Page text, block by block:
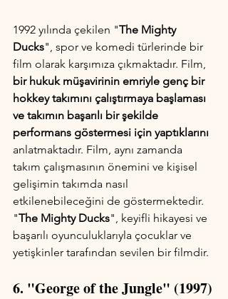
1992 yılında çekilen "The Mighty
Ducks", spor ve komedi türlerinde bir
film olarak karşımıza çıkmaktadır. Film,
bir hukuk müşavirinin emriyle genç bir
hokkey takımını çalıştırmaya başlaması
ve takımın başarılı bir şekilde
performans göstermesi için yaptıklarını
anlatmaktadır. Film, aynı zamanda
takım çalışmasının önemini ve kişisel
gelişimin takımda nasıl
etkilenebileceğini de göstermektedir.
"The Mighty Ducks", keyifli hikayesi ve
başarılı oyunculuklarıyla çocuklar ve
yetişkinler tarafından sevilen bir filmdir.
6. "George of the Jungle" (1997)